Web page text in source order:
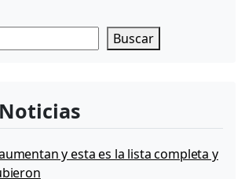
Buscar
aumentan y esta es la lista completa y